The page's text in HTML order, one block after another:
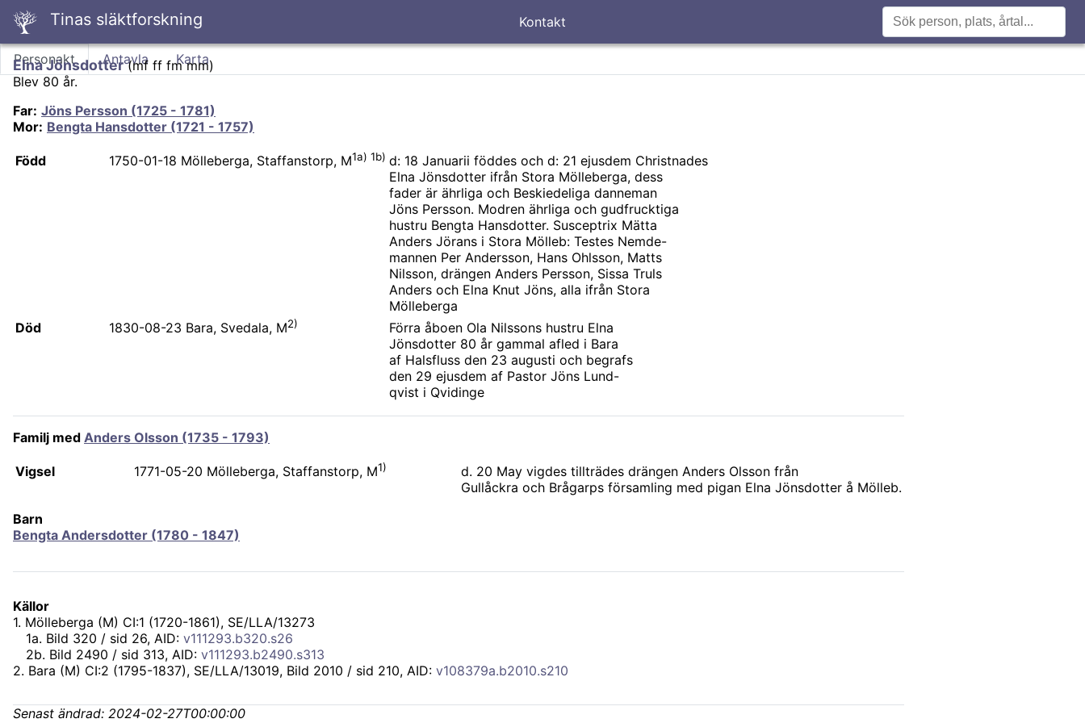
Tinas släktforskning Kontakt
Personakt Antavla Karta
Elna Jönsdotter (mf ff fm mm)
Blev 80 år.
Far: Jöns Persson (1725 - 1781)
Mor: Bengta Hansdotter (1721 - 1757)
Född 1750-01-18 Mölleberga, Staffanstorp, M1a) 1b) d: 18 Januarii föddes och d: 21 ejusdem Christnades
Elna Jönsdotter ifrån Stora Mölleberga, dess
fader är ährliga och Beskiedeliga danneman
Jöns Persson. Modren ährliga och gudfrucktiga
hustru Bengta Hansdotter. Susceptrix Mätta
Anders Jörans i Stora Mölleb: Testes Nemde-
mannen Per Andersson, Hans Ohlsson, Matts
Nilsson, drängen Anders Persson, Sissa Truls
Anders och Elna Knut Jöns, alla ifrån Stora
Mölleberga
Död
1830-08-23 Bara, Svedala, M2)
Förra åboen Ola Nilssons hustru Elna
Jönsdotter 80 år gammal afled i Bara
af Halsfluss den 23 augusti och begrafs
den 29 ejusdem af Pastor Jöns Lund-
qvist i Qvidinge
Familj med Anders Olsson (1735 - 1793)
Vigsel 1771-05-20 Mölleberga, Staffanstorp, M1)
d. 20 May vigdes tillträdes drängen Anders Olsson från
Gullåckra och Brågarps församling med pigan Elna Jönsdotter å Mölleb.
Barn
Bengta Andersdotter (1780 - 1847)
Källor
1. Mölleberga (M) CI:1 (1720-1861), SE/LLA/13273
1a. Bild 320 / sid 26, AID: v111293.b320.s26
2b. Bild 2490 / sid 313, AID: v111293.b2490.s313
2. Bara (M) CI:2 (1795-1837), SE/LLA/13019, Bild 2010 / sid 210, AID: v108379a.b2010.s210
Senast ändrad: 2024-02-27T00:00:00